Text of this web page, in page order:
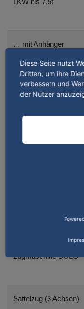
… mit Anhänger
LKW bis 18t
Zugmaschine SOLO
Sattelzug (3 Achsen)
Diese Seite nutzt
Dritten, um ihre
verbessern und
der Nutzer